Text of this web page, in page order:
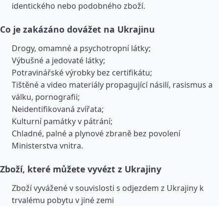
identického nebo podobného zboží.
Co je zakázáno dovážet na Ukrajinu
Drogy, omamné a psychotropní látky;
Výbušné a jedovaté látky;
Potravinářské výrobky bez certifikátu;
Tištěné a video materiály propagující násilí, rasismus a
válku, pornografii;
Neidentifikovaná zvířata;
Kulturní památky v pátrání;
Chladné, palné a plynové zbraně bez povolení
Ministerstva vnitra.
Zboží, které můžete vyvézt z Ukrajiny
Zboží vyvážené v souvislosti s odjezdem z Ukrajiny k
trvalému pobytu v jiné zemi